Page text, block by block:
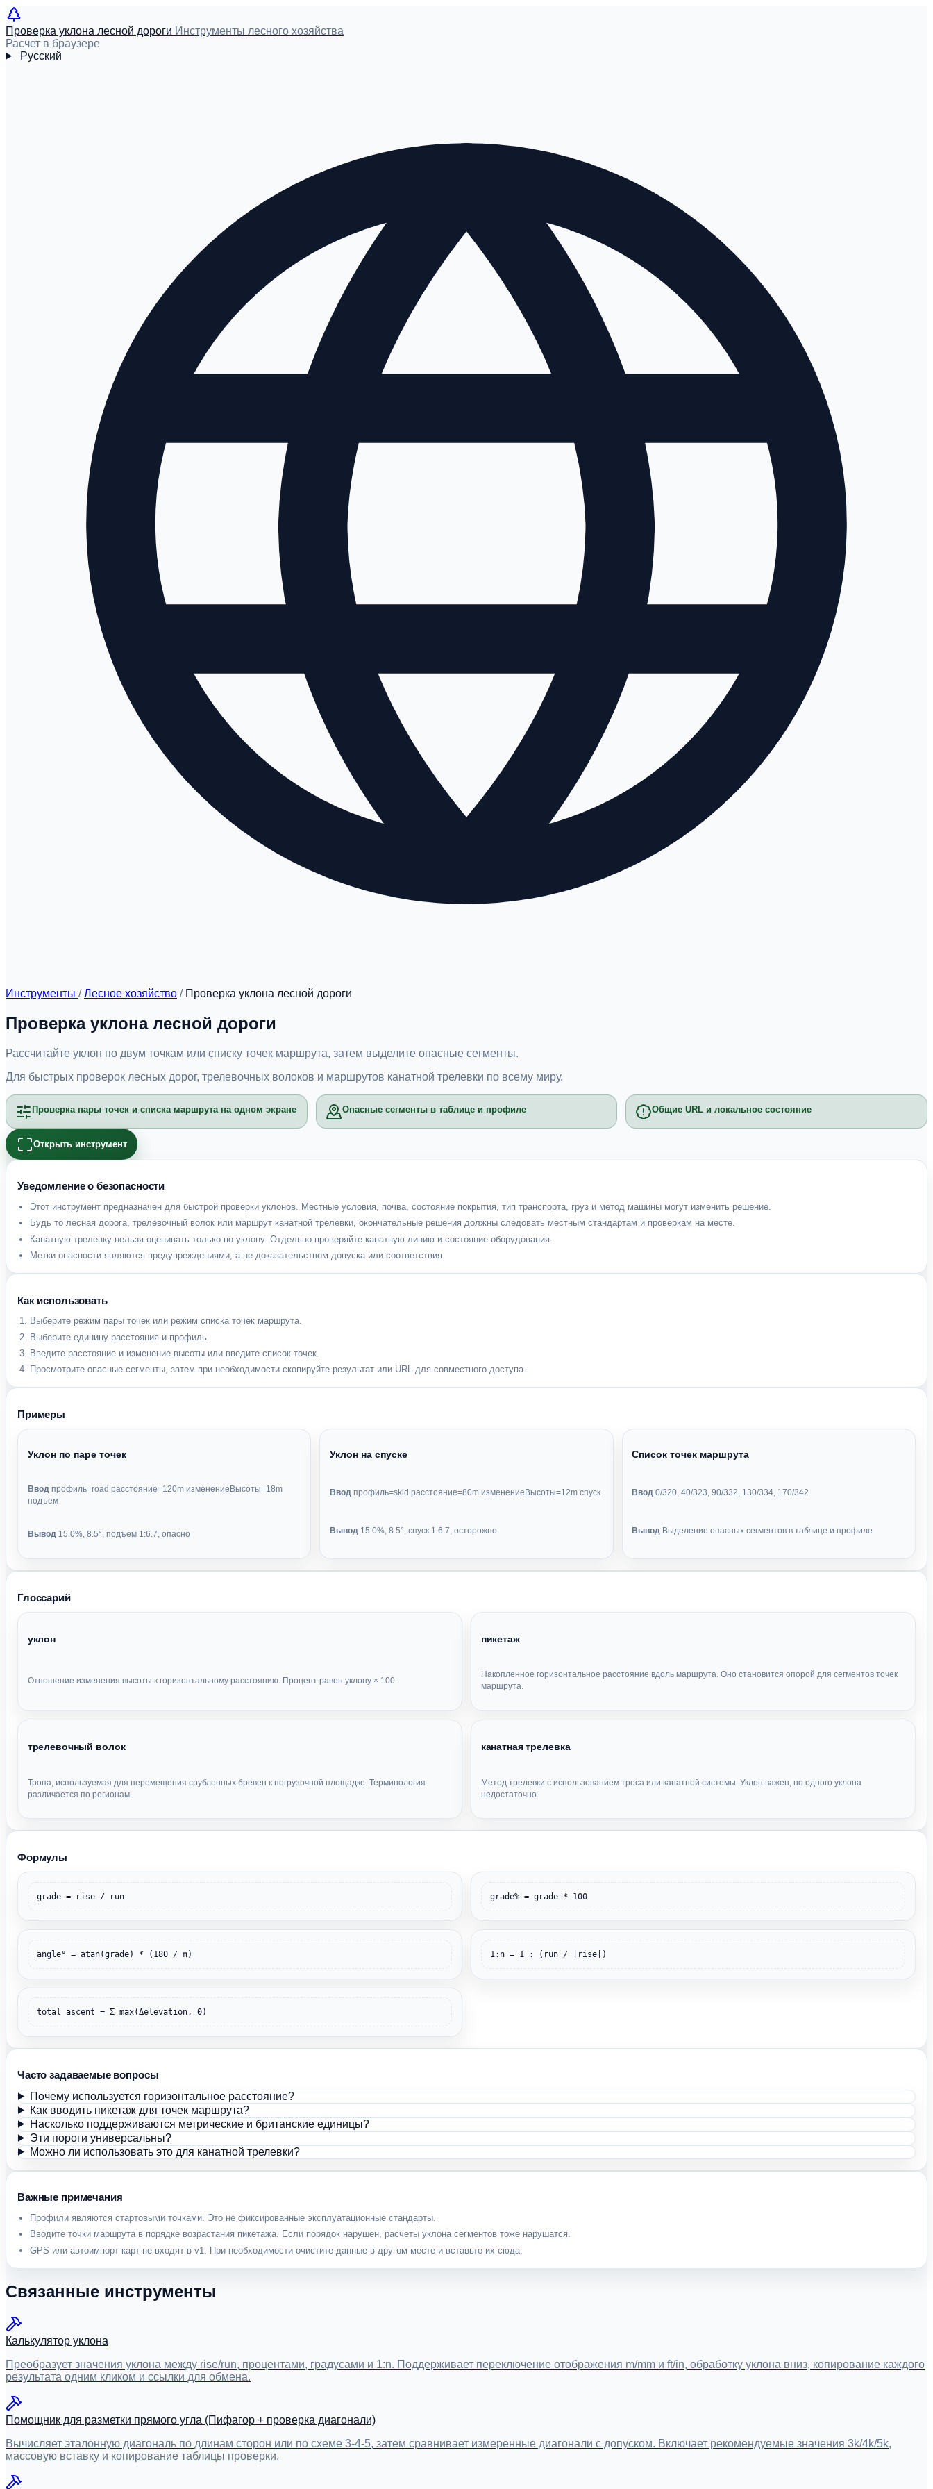
Проверка уклона лесной дороги Инструменты лесного хозяйства
Расчет в браузере
Русский
Инструменты / Лесное хозяйство / Проверка уклона лесной дороги
Проверка уклона лесной дороги
Рассчитайте уклон по двум точкам или списку точек маршрута, затем выделите опасные сегменты.
Для быстрых проверок лесных дорог, трелевочных волоков и маршрутов канатной трелевки по всему миру.
Проверка пары точек и списка маршрута на одном экране Опасные сегменты в таблице и профиле Общие URL и локальное состояние
Открыть инструмент
Уведомление о безопасности
Этот инструмент предназначен для быстрой проверки уклонов. Местные условия, почва, состояние покрытия, тип транспорта, груз и метод машины могут изменить решение.
Будь то лесная дорога, трелевочный волок или маршрут канатной трелевки, окончательные решения должны следовать местным стандартам и проверкам на месте.
Канатную трелевку нельзя оценивать только по уклону. Отдельно проверяйте канатную линию и состояние оборудования.
Метки опасности являются предупреждениями, а не доказательством допуска или соответствия.
Как использовать
Выберите режим пары точек или режим списка точек маршрута.
Выберите единицу расстояния и профиль.
Введите расстояние и изменение высоты или введите список точек.
Просмотрите опасные сегменты, затем при необходимости скопируйте результат или URL для совместного доступа.
Примеры
Уклон по паре точек
Ввод профиль=road расстояние=120m изменениеВысоты=18m
подъем
Вывод15.0%, 8.5°, подъем 1:6.7, опасно
Уклон на спуске
Ввод профиль=skid расстояние=80m изменениеВысоты=12m спуск
Вывод 15.0%, 8.5°, спуск 1:6.7, осторожно
Список точек маршрута
Ввод 0/320, 40/323, 90/332, 130/334, 170/342
Вывод Выделение опасных сегментов в таблице и профиле
Глоссарий
уклон
Отношение изменения высоты к горизонтальному расстоянию. Процент равен уклону × 100.
пикетаж
Накопленное горизонтальное расстояние вдоль маршрута. Оно становится опорой для сегментов точек
маршрута.
трелевочный волок
Тропа, используемая для перемещения срубленных бревен к погрузочной площадке. Терминология
различается по регионам.
канатная трелевка
Метод трелевки с использованием троса или канатной системы. Уклон важен, но одного уклона
недостаточно.
Формулы
grade = rise / run grade% = grade * 100
angle° = atan(grade) * (180 / π) 1:n = 1 : (run / |rise|)
total ascent = Σ max(Δelevation, 0)
Часто задаваемые вопросы
Почему используется горизонтальное расстояние?
Как вводить пикетаж для точек маршрута?
Насколько поддерживаются метрические и британские единицы?
Эти пороги универсальны?
Можно ли использовать это для канатной трелевки?
Важные примечания
Профили являются стартовыми точками. Это не фиксированные эксплуатационные стандарты.
Вводите точки маршрута в порядке возрастания пикетажа. Если порядок нарушен, расчеты уклона сегментов тоже нарушатся.
GPS или автоимпорт карт не входят в v1. При необходимости очистите данные в другом месте и вставьте их сюда.
Связанные инструменты
Калькулятор уклона
Преобразует значения уклона между rise/run, процентами, градусами и 1:n. Поддерживает переключение отображения m/mm и ft/in, обработку уклона вниз, копирование каждого
результата одним кликом и ссылки для обмена.
Помощник для разметки прямого угла (Пифагор + проверка диагонали)
Вычисляет эталонную диагональ по длинам сторон или по схеме 3-4-5, затем сравнивает измеренные диагонали с допуском. Включает рекомендуемые значения 3k/4k/5k,
массовую вставку и копирование таблицы проверки.